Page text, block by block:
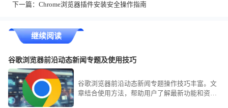
下一篇： Chrome浏览器插件安装安全操作指南
继续阅读
谷歌浏览器前沿动态新闻专题及使用技巧
谷歌浏览器前沿动态新闻专题操作技巧丰富。文
章结合使用方法，帮助用户了解最新功能和资